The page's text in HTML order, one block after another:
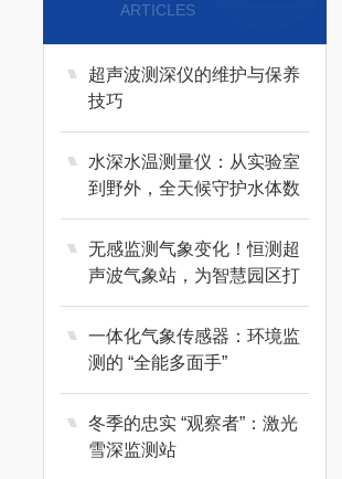
ARTICLES
超声波测深仪的维护与保养
技巧
水深水温测量仪：从实验室
到野外，全天候守护水体数
据精准
无感监测气象变化！恒测超
声波气象站，为智慧园区打
造精细化气象服务
一体化气象传感器：环境监
测的 “全能多面手”
冬季的忠实 “观察者”：激光
雪深监测站